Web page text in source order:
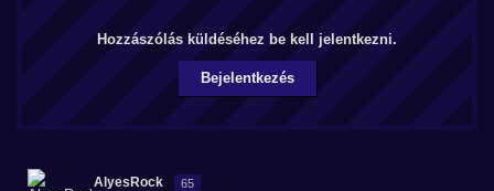
Hozzászólás küldéséhez be kell jelentkezni.
Bejelentkezés
AlyesRock 65